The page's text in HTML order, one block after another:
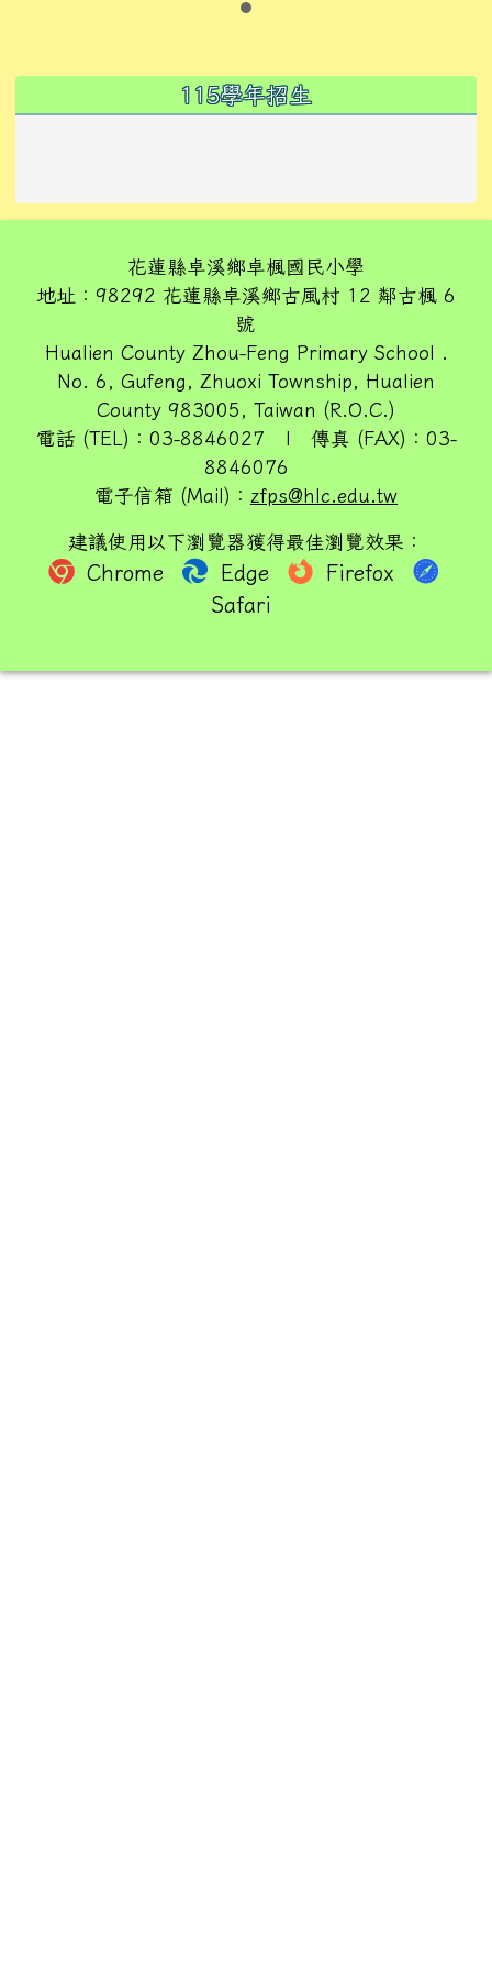
115學年招生
花蓮縣卓溪鄉卓楓國民小學
地址：98292 花蓮縣卓溪鄉古風村 12 鄰古楓 6
號
Hualien County Zhou-Feng Primary School .
No. 6, Gufeng, Zhuoxi Township, Hualien
County 983005, Taiwan (R.O.C.)
電話 (TEL)：03-8846027 | 傳真 (FAX)：03-
8846076
電子信箱 (Mail)： zfps@hlc.edu.tw
建議使用以下瀏覽器獲得最佳瀏覽效果：
Chrome Edge
Firefox
Safari